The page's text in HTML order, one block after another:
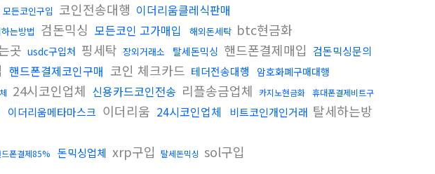
모든코인구입 코인전송대행 이더리움클레식판매
는방법 검돈믹싱 모든코인 고가매입 해외돈세탁 btc현금화
곳 usdc구입처 핑세탁 장외거래소 탈세돈믹싱 핸드폰결제매입 검돈믹싱문의
핸드폰결제코인구매 코인 체크카드 테더전송대행
암호화폐구매대행
24시코인업체 신용카드코인전송 리플송금업체 카지노현금화 휴대폰결제비트구
이더리움메타마스크 이더리움 24시코인업체 비트코인개인거래 탈세하는방
폰결제85% 돈믹싱업체 xrp구입 탈세돈믹싱 sol구입